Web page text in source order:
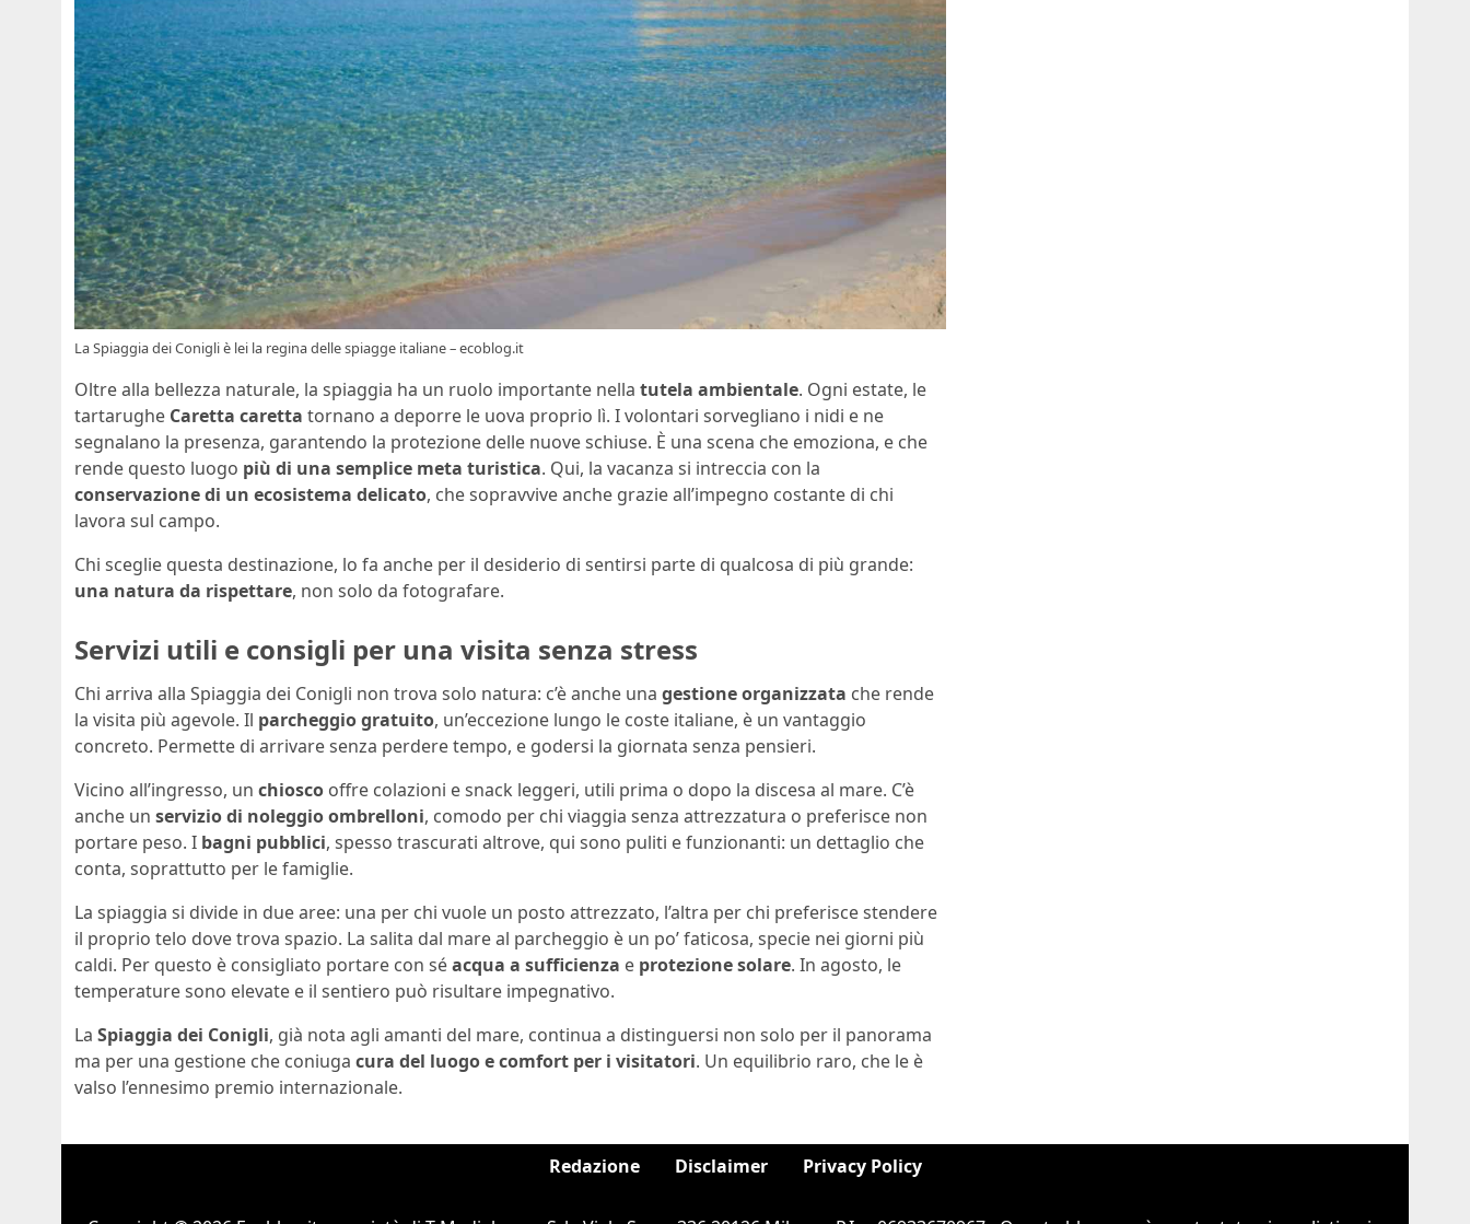
La Spiaggia dei Conigli è lei la regina delle spiagge italiane – ecoblog.it
Oltre alla bellezza naturale, la spiaggia ha un ruolo importante nella tutela ambientale. Ogni estate, le
tartarughe Caretta caretta tornano a deporre le uova proprio lì. I volontari sorvegliano i nidi e ne
segnalano la presenza, garantendo la protezione delle nuove schiuse. È una scena che emoziona, e che
rende questo luogo più di una semplice meta turistica. Qui, la vacanza si intreccia con la
conservazione di un ecosistema delicato, che sopravvive anche grazie all’impegno costante di chi
lavora sul campo.
Chi sceglie questa destinazione, lo fa anche per il desiderio di sentirsi parte di qualcosa di più grande:
una natura da rispettare, non solo da fotografare.
Servizi utili e consigli per una visita senza stress
Chi arriva alla Spiaggia dei Conigli non trova solo natura: c’è anche una gestione organizzata che rende
la visita più agevole. Il parcheggio gratuito, un’eccezione lungo le coste italiane, è un vantaggio
concreto. Permette di arrivare senza perdere tempo, e godersi la giornata senza pensieri.
Vicino all’ingresso, un chiosco offre colazioni e snack leggeri, utili prima o dopo la discesa al mare. C’è
anche un servizio di noleggio ombrelloni, comodo per chi viaggia senza attrezzatura o preferisce non
portare peso. I bagni pubblici, spesso trascurati altrove, qui sono puliti e funzionanti: un dettaglio che
conta, soprattutto per le famiglie.
La spiaggia si divide in due aree: una per chi vuole un posto attrezzato, l’altra per chi preferisce stendere
il proprio telo dove trova spazio. La salita dal mare al parcheggio è un po’ faticosa, specie nei giorni più
caldi. Per questo è consigliato portare con séacqua a sufficienza e protezione solare. In agosto, le
temperature sono elevate e il sentiero può risultare impegnativo.
La Spiaggia dei Conigli, già nota agli amanti del mare, continua a distinguersi non solo per il panorama
ma per una gestione che coniuga cura del luogo e comfort per i visitatori. Un equilibrio raro, che le è
valso l’ennesimo premio internazionale.
Redazione Disclaimer Privacy Policy